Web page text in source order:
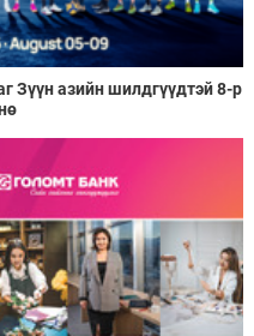
Зүүн азийн шилдгүүдтэй 8-р